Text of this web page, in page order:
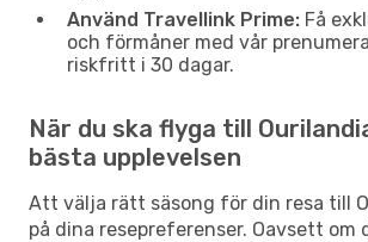
Använd Travellink Prime: Få
och förmåner med vår
riskfritt i 30 dagar.
När du ska flyga till
bästa upplevelsen
Att välja rätt säsong för din resa till
på dina resepreferenser. Oavsett om